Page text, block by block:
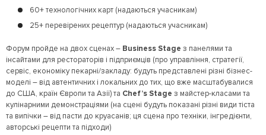
60+ технологічних карт (надаються учасникам)
25+ перевірених рецептур (надаються учасникам)
Форум пройде на двох сценах – Business Stage з панелями та
інсайтами для рестораторів і підприємців (про управління, стратегії,
сервіс, економіку пекарні/закладу: будуть представлені різні бізнес-
моделі – від автентичних і локальних до тих, що вже масштабувалися
до США, країн Європи та Азії) та Chef’s Stage з майстер-класами та
кулінарними демонстраціями (на сцені будуть показані різні види тіста
та випічки – від пасти до круасанів; ця сцена про техніки, інгредієнти,
авторські рецепти та підходи)